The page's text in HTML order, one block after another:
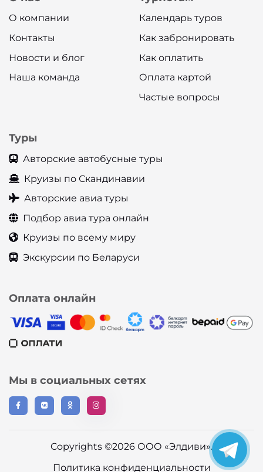
О компании
Контакты
Новости и блог
Наша команда
Календарь туров
Как забронировать
Как оплатить
Оплата картой
Частые вопросы
Туры
Авторские автобусные туры
Круизы по Скандинавии
Авторские авиа туры
Подбор авиа тура онлайн
Круизы по всему миру
Экскурсии по Беларуси
Оплата онлайн
Мы в социальных сетях
Copyrights ©2026 ООО «Элдиви».
Политика конфиденциальности